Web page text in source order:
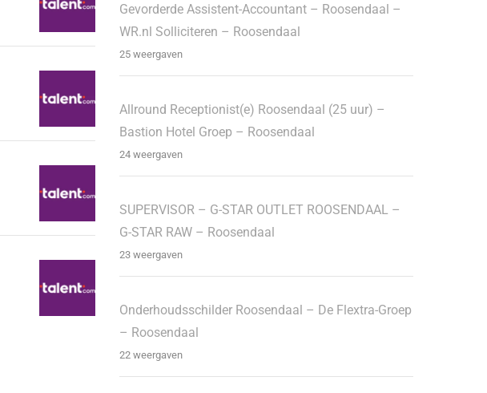
Gevorderde Assistent-Accountant – Roosendaal –
WR.nl Solliciteren – Roosendaal
25 weergaven
Allround Receptionist(e) Roosendaal (25 uur) –
Bastion Hotel Groep – Roosendaal
24 weergaven
SUPERVISOR – G-STAR OUTLET ROOSENDAAL –
G-STAR RAW – Roosendaal
23 weergaven
Onderhoudsschilder Roosendaal – De Flextra-Groep
– Roosendaal
22 weergaven